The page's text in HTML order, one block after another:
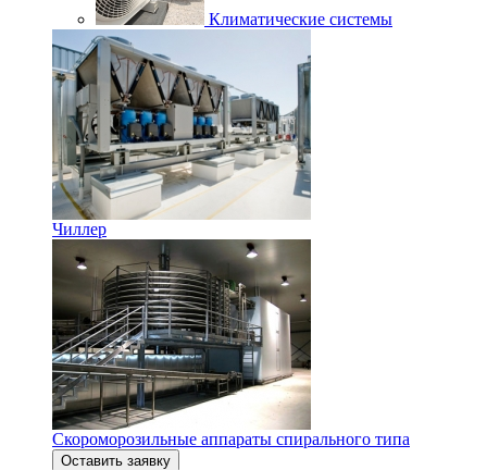
Климатические системы
Чиллер
Скороморозильные аппараты спирального типа
Оставить заявку